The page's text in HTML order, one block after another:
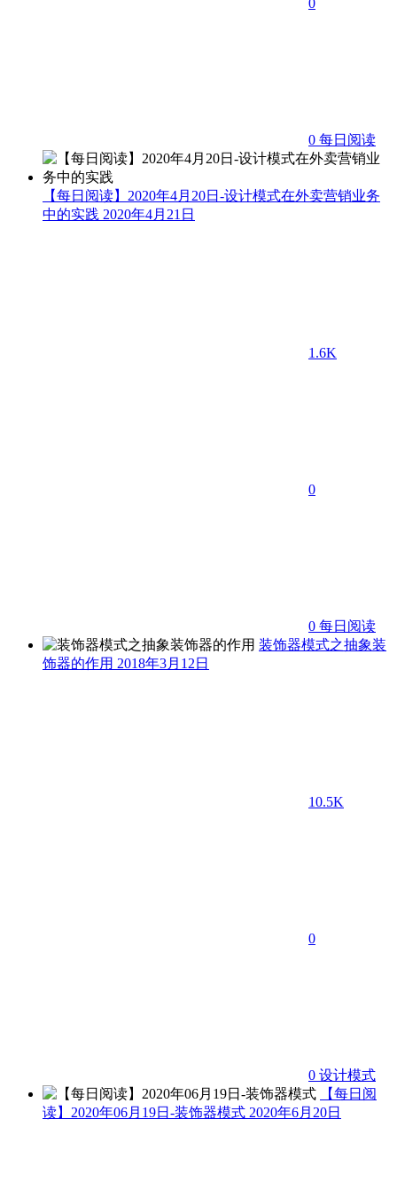
0
0 每日阅读
【每日阅读】2020年4月20日-设计模式在外卖营销业务
中的实践 2020年4月21日
1.6K
0
0 每日阅读
装饰器模式之抽象装
饰器的作用 2018年3月12日
10.5K
0
0 设计模式
【每日阅
读】2020年06月19日-装饰器模式 2020年6月20日